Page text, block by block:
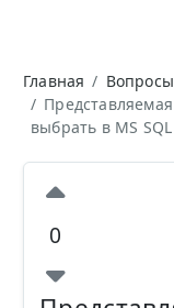
Главная
Вопросы
выбрать в MS
0